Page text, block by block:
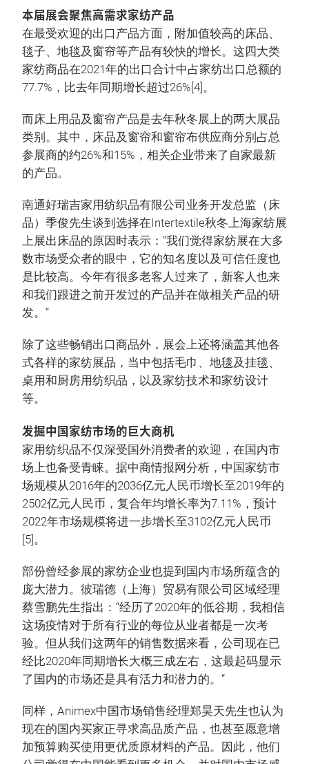
本届展会聚焦高需求家纺产品
在最受欢迎的出口产品方面，附加值较高的床品、
毯子、地毯及窗帘等产品有较快的增长。这四大类
家纺商品在2021年的出口合计中占家纺出口总额的
77.7%，比去年同期增长超过26%[4]。
而床上用品及窗帘产品是去年秋冬展上的两大展品
类别。其中，床品及窗帘和窗帘布供应商分别占总
参展商的约26%和15%，相关企业带来了自家最新
的产品。
南通好瑞吉家用纺织品有限公司业务开发总监（床
品）季俊先生谈到选择在Intertextile秋冬上海家纺展
上展出床品的原因时表示：“我们觉得家纺展在大多
数市场受众者的眼中，它的知名度以及可信任度也
是比较高。今年有很多老客人过来了，新客人也来
和我们跟进之前开发过的产品并在做相关产品的研
发。”
除了这些畅销出口商品外，展会上还将涵盖其他各
式各样的家纺展品，当中包括毛巾、地毯及挂毯、
桌用和厨房用纺织品，以及家纺技术和家纺设计
等。
发掘中国家纺市场的巨大商机
家用纺织品不仅深受国外消费者的欢迎，在国内市
场上也备受青睐。据中商情报网分析，中国家纺市
场规模从2016年的2036亿元人民币增长至2019年的
2502亿元人民币，复合年均增长率为7.11%，预计
2022年市场规模将进一步增长至3102亿元人民币
[5]。
部份曾经参展的家纺企业也提到国内市场所蕴含的
庞大潜力。彼瑞德（上海）贸易有限公司区域经理
蔡雪鹏先生指出：“经历了2020年的低谷期，我相信
这场疫情对于所有行业的每位从业者都是一次考
验。但从我们这两年的销售数据来看，公司现在已
经比2020年同期增长大概三成左右，这最起码显示
了国内的市场还是具有活力和潜力的。”
同样，Animex中国市场销售经理郑昊天先生也认为
现在的国内买家正寻求高品质产品，也甚至愿意增
加预算购买使用更优质原材料的产品。因此，他们